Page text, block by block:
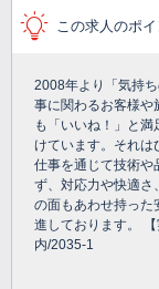
この求人のポイ
2008年より「気持
事に関わるお客様や
も「いいね！」と
けています。それ
仕事を通じて技術や
ず、対応力や快適さ
の面もあわせ持った
進しております。
内/2035-1